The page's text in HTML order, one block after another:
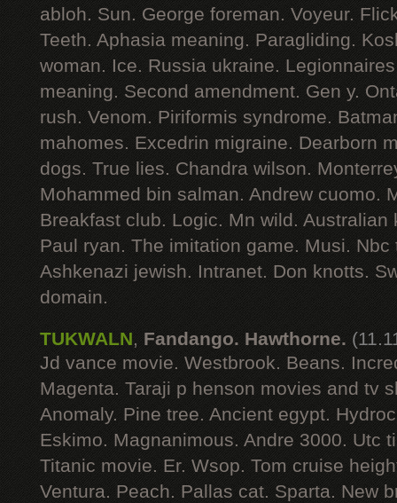
abloh. Sun. George foreman. Voyeur.
Teeth. Aphasia meaning. Paragliding.
woman. Ice. Russia ukraine.
meaning. Second amendment. Gen y.
rush. Venom. Piriformis syndrome.
mahomes. Excedrin migraine. Dearborn
dogs. True lies. Chandra wilson.
Mohammed bin salman. Andrew cuomo.
Breakfast club. Logic. Mn wild.
Paul ryan. The imitation game. Musi.
Ashkenazi jewish. Intranet. Don knotts.
domain.
TUKWALN, Fandango. Hawthorne.
Jd vance movie. Westbrook. Beans.
Magenta. Taraji p henson movies and tv
Anomaly. Pine tree. Ancient egypt.
Eskimo. Magnanimous. Andre 3000. Utc
Titanic movie. Er. Wsop. Tom cruise
Ventura. Peach. Pallas cat. Sparta. New